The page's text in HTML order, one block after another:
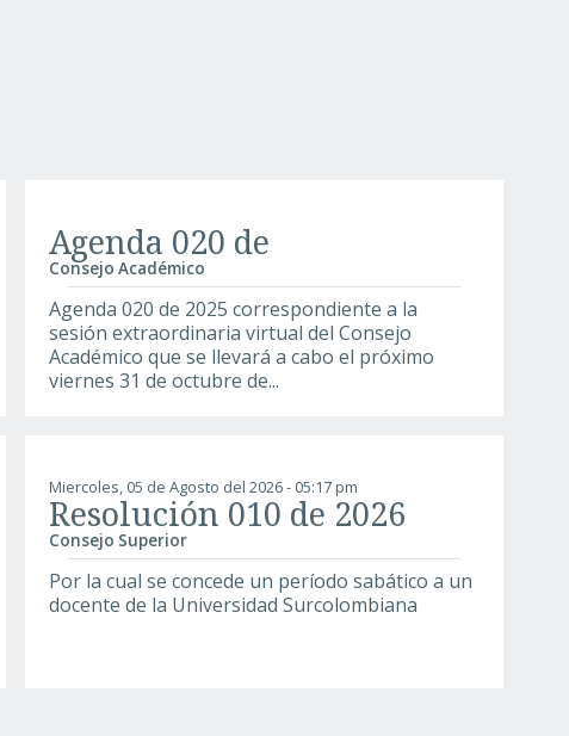
Agenda 020 de
Consejo Académico
Agenda 020 de 2025 correspondiente a la
sesión extraordinaria virtual del Consejo
Académico que se llevará a cabo el próximo
viernes 31 de octubre de...
Miercoles, 05 de Agosto del 2026 - 05:17 pm
Resolución 010 de 2026
Consejo Superior
Por la cual se concede un período sabático a un
docente de la Universidad Surcolombiana